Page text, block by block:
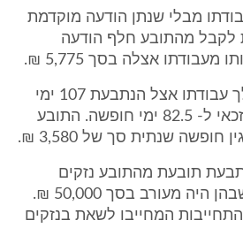
מבלי שנתן הודעה מוקדמת
לקבל מהתובע חלף הודעה
אצלה בסך 5,775 ₪.
5. התובע קיבל במהלך עבודתו אצל הנתבעת 107 ימי
חופשה למרות שהיה זכאי ל- 82.5 ימי חופשה. התובע
שנתית סך של 3,580 ₪.
תובעת מהתובע נזקים
כספיים בגין תאונות שבהן היה מעורב בסך 50,000 ₪.
המחייבו לשאת בנזקים